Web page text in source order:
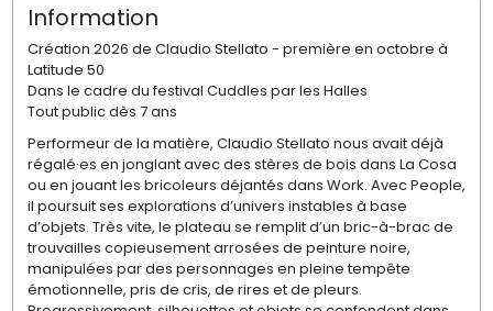
Information
Création 2026 de Claudio Stellato - première en octobre à
Latitude 50
Dans le cadre du festival Cuddles par les Halles
Tout public dès 7 ans
Performeur de la matière, Claudio Stellato nous avait déjà
régalé·es en jonglant avec des stères de bois dans La Cosa
ou en jouant les bricoleurs déjantés dans Work. Avec People,
il poursuit ses explorations d’univers instables à base
d’objets. Très vite, le plateau se remplit d’un bric-à-brac de
trouvailles copieusement arrosées de peinture noire,
manipulées par des personnages en pleine tempête
émotionnelle, pris de cris, de rires et de pleurs.